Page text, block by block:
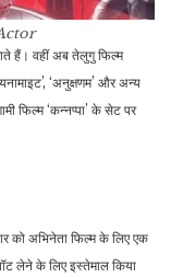
हैं। वहीं अब तेलुगु फिल्म
‘अनुक्षणम’ और अन्य
फिल्म ‘कन्नप्पा’ के सेट पर
को अभिनेता फिल्म के लिए एक
लेने के लिए इस्तेमाल किया